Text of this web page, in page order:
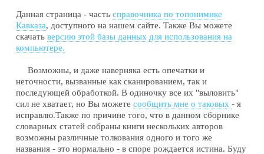
Данная страница - частьсправочника по топонимике
Кавказа, доступного на нашем сайте. Также Вы можете
скачатьверсию этой базы данных для использования на
компьютере.
Возможны, и даже наверняка есть опечатки и
неточности, вызванные как сканированием, так и
последующей обработкой. В одиночку все их "выловить"
сил не хватает, но Вы можетесообщить мне о таковых- я
исправлю.Также по причине того, что в данном сборнике
словарных статей собраны книги нескольких авторов
возможны различные толкования одного и того же
названия - это нормально - в споре рождается истина. Буду